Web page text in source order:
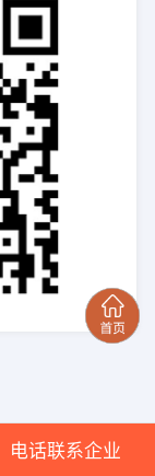
电话联系企业